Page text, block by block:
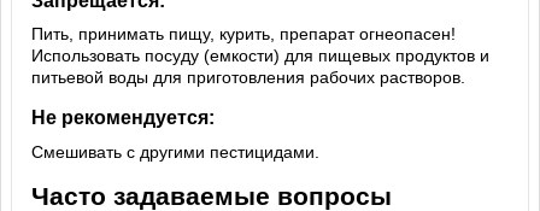
Пить, принимать пищу, курить, препарат огнеопасен!
Использовать посуду (емкости) для пищевых продуктов и
питьевой воды для приготовления рабочих растворов.
Не рекомендуется:
Смешивать с другими пестицидами.
Часто задаваемые вопросы